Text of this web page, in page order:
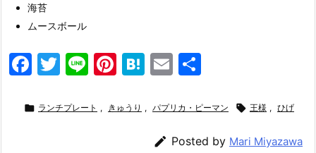
海苔
ムースボール
F
c
T
itt
Li
e
Pi
er
H
e
E
ai
l
 ランチプレート , きゅうり , パプリカ・ピーマン  王様 , ひげ
 Posted by Mari Miyazawa